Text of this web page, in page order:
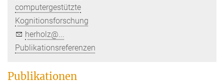
computergestützte
Kognitionsforschung
herholz@...
Publikationsreferenzen
Publikationen